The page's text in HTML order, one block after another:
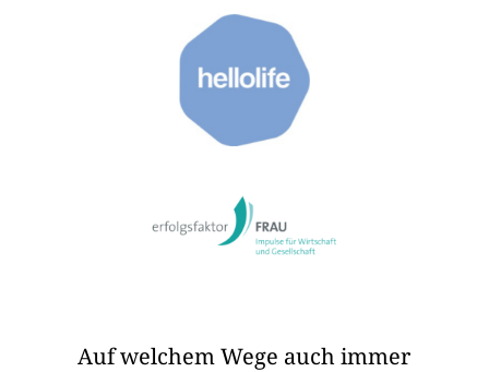
Auf welchem Wege auch immer